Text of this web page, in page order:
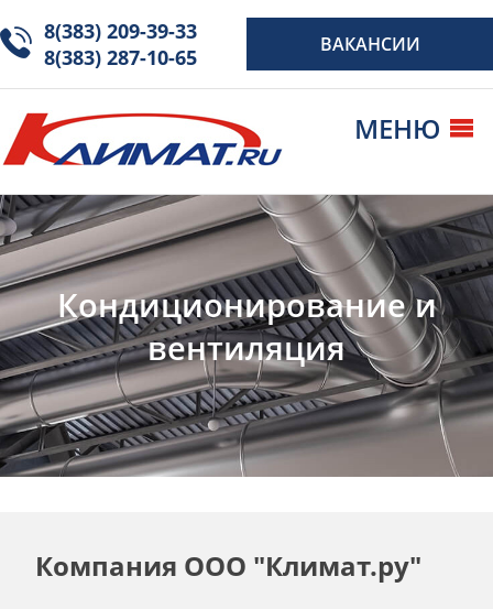
8(383) 209-39-33
8(383) 287-10-65
ВАКАНСИИ
МЕНЮ
Новости
О компании
Монтаж
вентиляции
Установка
кондиционеров
Объекты
Галерея
Контакты
Кондиционирование и
вентиляция
Компания ООО "Климат.ру"